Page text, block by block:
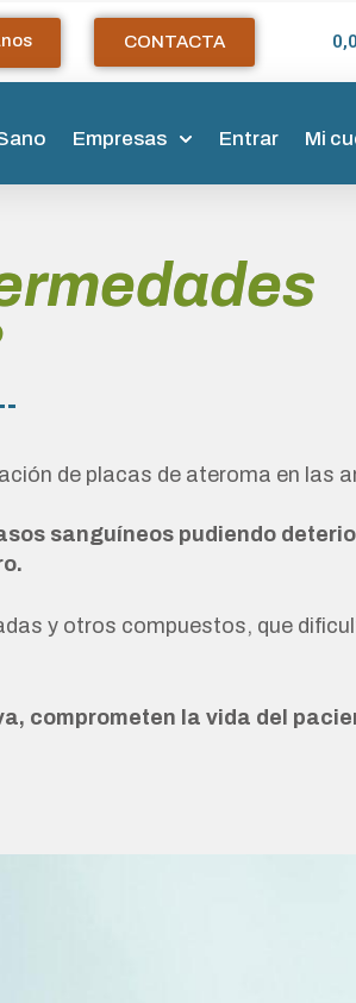
CONTACTA
Empresas Entrar Mi
de placas de ateroma en las
sanguíneos pudiendo
y otros compuestos, que
comprometen la vida del